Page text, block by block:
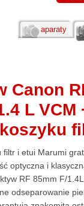
aparaty
Canon
L VCM
filtr i etui Marumi
optyczna i
RF 85mm F/
odseparowanie